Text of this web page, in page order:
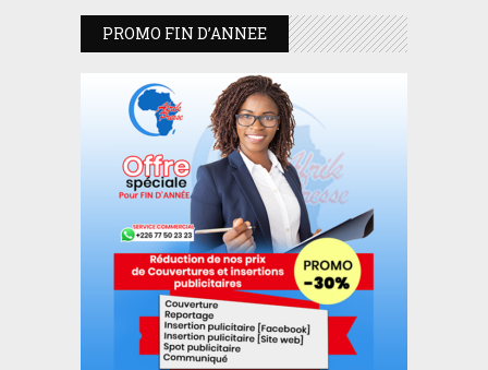
PROMO FIN D’ANNEE